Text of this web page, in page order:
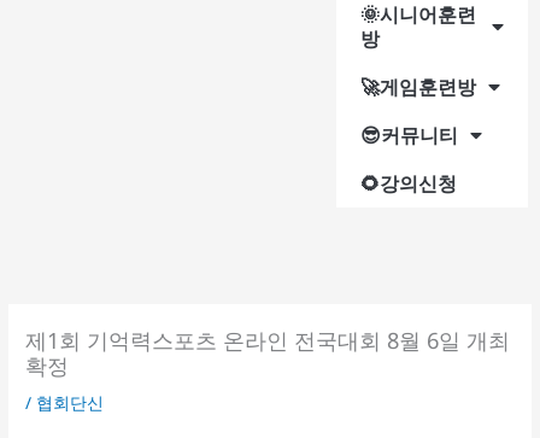
🌞시니어훈련
방
🚀게임훈련방
😎커뮤니티
🌻강의신청
제1회 기억력스포츠 온라인 전국대회 8월 6일 개최
확정
/ 협회단신